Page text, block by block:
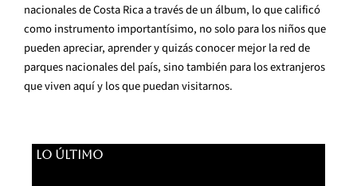
nacionales de Costa Rica a través de un álbum, lo que calificó
como instrumento importantísimo, no solo para los niños que
pueden apreciar, aprender y quizás conocer mejor la red de
parques nacionales del país, sino también para los extranjeros
que viven aquí y los que puedan visitarnos.
LO ÚLTIMO